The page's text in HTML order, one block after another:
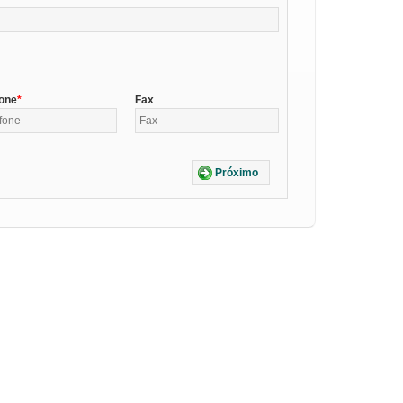
Fax
Próximo